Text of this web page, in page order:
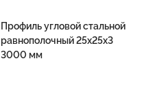
Профиль угловой стальной
равнополочный 25х25х3
3000 мм